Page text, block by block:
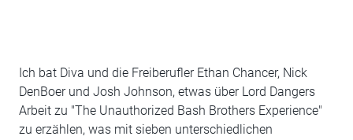
Ich bat Diva und die Freiberufler Ethan Chancer, Nick
DenBoer und Josh Johnson, etwas über Lord Dangers
Arbeit zu "The Unauthorized Bash Brothers Experience"
zu erzählen, was mit sieben unterschiedlichen